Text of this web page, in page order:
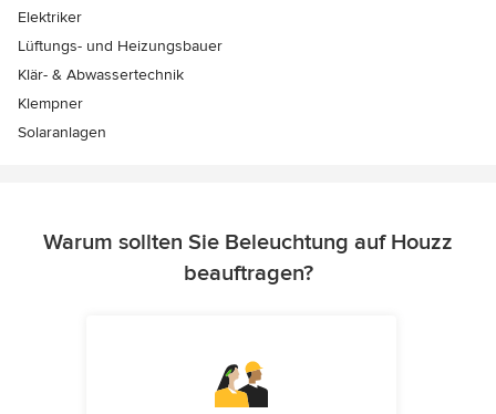
Elektriker
Lüftungs- und Heizungsbauer
Klär- & Abwassertechnik
Klempner
Solaranlagen
Warum sollten Sie Beleuchtung auf Houzz
beauftragen?